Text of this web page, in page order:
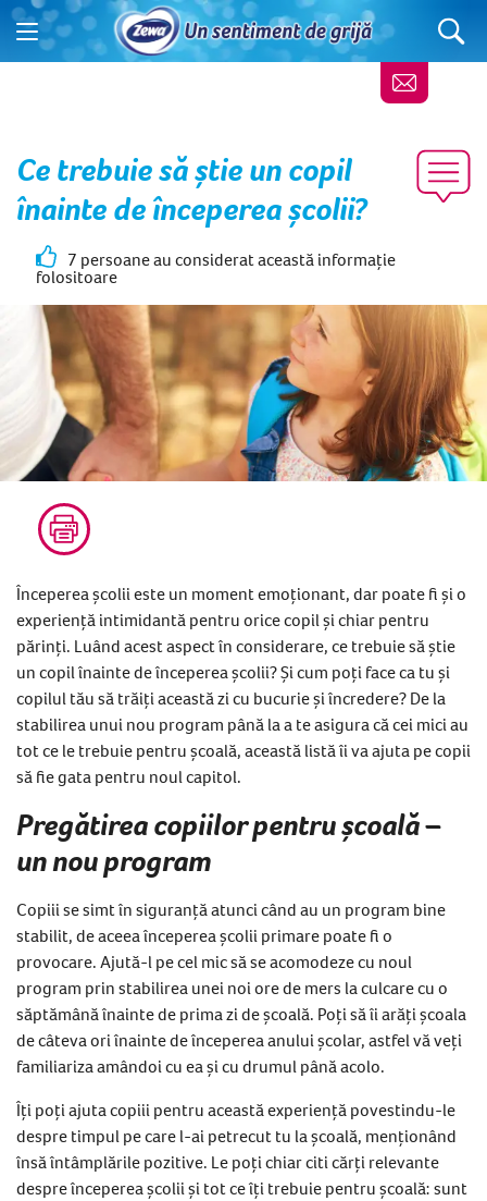
Ce trebuie să știe un copil
înainte de începerea școlii?
7 persoane au considerat această informație
folositoare
Începerea școlii este un moment emoționant, dar poate fi și o
experiență intimidantă pentru orice copil și chiar pentru
părinți. Luând acest aspect în considerare, ce trebuie să știe
un copil înainte de începerea școlii? Și cum poți face ca tu și
copilul tău să trăiți această zi cu bucurie și încredere? De la
stabilirea unui nou program până la a te asigura că cei mici au
tot ce le trebuie pentru școală, această listă îi va ajuta pe copii
să fie gata pentru noul capitol.
Pregătirea copiilor pentru școală –
un nou program
Copiii se simt în siguranță atunci când au un program bine
stabilit, de aceea începerea școlii primare poate fi o
provocare. Ajută-l pe cel mic să se acomodeze cu noul
program prin stabilirea unei noi ore de mers la culcare cu o
săptămână înainte de prima zi de școală. Poți să îi arăți școala
de câteva ori înainte de începerea anului școlar, astfel vă veți
familiariza amândoi cu ea și cu drumul până acolo.
Îți poți ajuta copiii pentru această experiență povestindu-le
despre timpul pe care l-ai petrecut tu la școală, menționând
însă întâmplările pozitive. Le poți chiar citi cărți relevante
despre începerea școlii și tot ce îți trebuie pentru școală: sunt